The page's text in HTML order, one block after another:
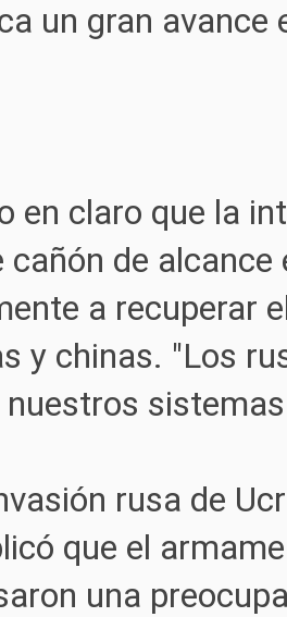
un gran avance
en claro que la
de
a recuperar
y chinas. "Los
rusa de
que el
una